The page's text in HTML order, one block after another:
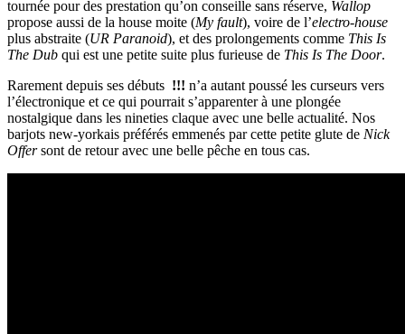
tournée pour des prestation qu’on conseille sans réserve, Wallop
propose aussi de la house moite (My fault), voire de l’electro-house
plus abstraite (UR Paranoid), et des prolongements comme This Is
The Dub qui est une petite suite plus furieuse de This Is The Door.
Rarement depuis ses débuts !!! n’a autant poussé les curseurs vers
l’électronique et ce qui pourrait s’apparenter à une plongée
nostalgique dans les nineties claque avec une belle actualité. Nos
barjots new-yorkais préférés emmenés par cette petite glute de Nick
Offersont de retour avec une belle pêche en tous cas.